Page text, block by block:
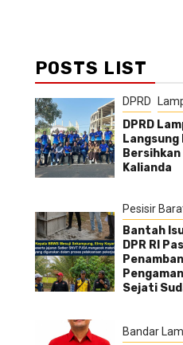
POSTS LIST
DPRD
DPRD
Langsung
Kalianda
Pesisir
Bantah
DPR RI
Sejati
Bandar